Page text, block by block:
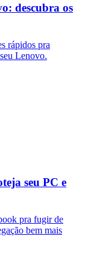
descubra os
rápidos pra
Lenovo.
seu PC e
pra fugir de
bem mais